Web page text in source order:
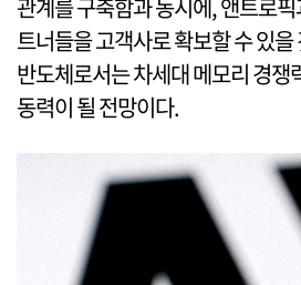
관계를 구축함과 동시에, 앤트로
트너들을 고객사로 확보할 수 있
반도체로서는 차세대 메모리 경쟁
동력이 될 전망이다.